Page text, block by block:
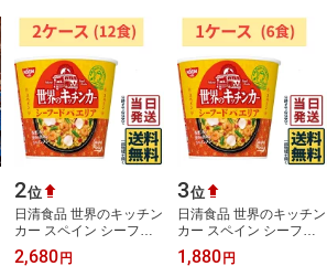
2位
日清食品 世界のキッチン
カー スペイン シーフー
ドパエリア 77g ×12個
2,680 円
3位
日清食品 世界のキッチン
カー スペイン シーフー
ドパエリア 77g ×6個 [日
1,880 円